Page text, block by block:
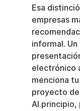
Esa
empresas
informal.
electrónico
menciona
proyecto
Al principio,